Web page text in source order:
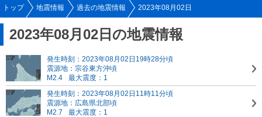
トップ 地震情報 過去の地震情報 2023年08月02日
2023年08月02日の地震情報
発生時刻：2023年08月02日19時28分頃
震源地：宗谷東方沖頃
M2.4
最大震度：1
発生時刻：2023年08月02日11時11分頃
震源地：広島県北部頃
M2.7
最大震度：1